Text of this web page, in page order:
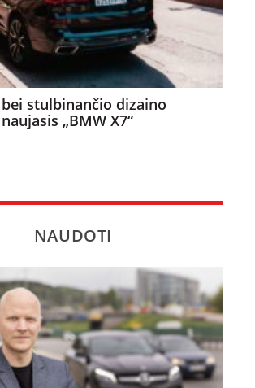
stulbinančio dizaino
„BMW X7“
NAUDOTI